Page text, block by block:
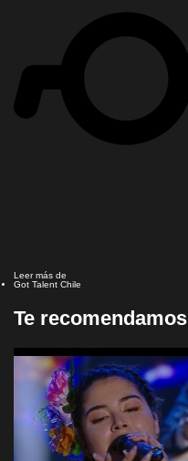
Leer más de
Got Talent Chile
Te recomendamos